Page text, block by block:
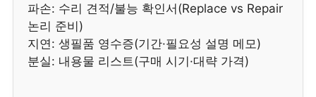
파손: 수리 견적/불능 확인서(Replace vs Repair
논리 준비)
지연: 생필품 영수증(기간·필요성 설명 메모)
분실: 내용물 리스트(구매 시기·대략 가격)